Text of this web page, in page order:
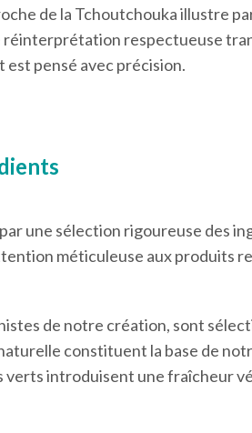
de la Tchoutchouka illustre
respectueuse
est pensé avec précision.
une sélection rigoureuse des
méticuleuse aux produits
de notre création, sont
constituent la base de
introduisent une fraîcheur